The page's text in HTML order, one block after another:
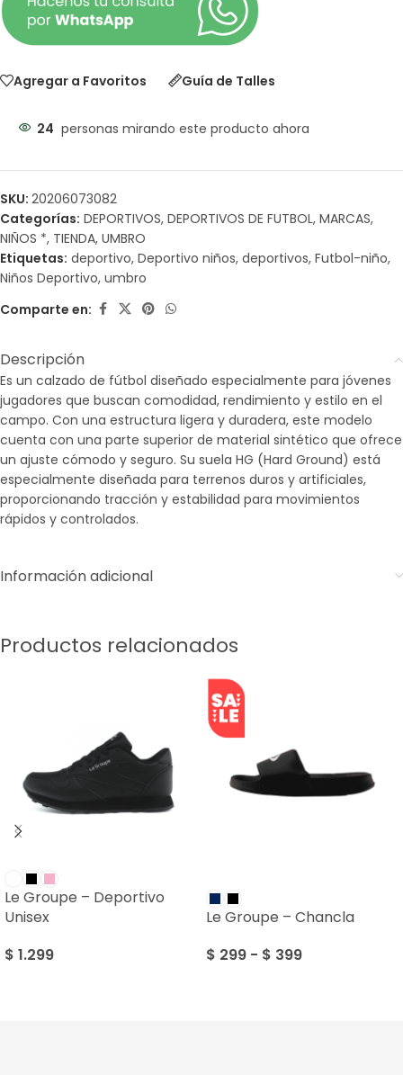
Agregar a Favoritos Guía de Talles
24 personas mirando este producto ahora
SKU: 20206073082
Categorías: DEPORTIVOS, DEPORTIVOS DE FUTBOL, MARCAS,
NIÑOS *, TIENDA, UMBRO
Etiquetas: deportivo, Deportivo niños, deportivos, Futbol-niño,
Niños Deportivo, umbro
Comparte en:
Descripción
Es un calzado de fútbol diseñado especialmente para jóvenes
jugadores que buscan comodidad, rendimiento y estilo en el
campo. Con una estructura ligera y duradera, este modelo
cuenta con una parte superior de material sintético que ofrece
un ajuste cómodo y seguro. Su suela HG (Hard Ground) está
especialmente diseñada para terrenos duros y artificiales,
proporcionando tracción y estabilidad para movimientos
rápidos y controlados.
Información adicional
Productos relacionados
Le Groupe – Deportivo
Unisex
$ 1.299
Le Groupe – Chancla
$ 299 - $ 399